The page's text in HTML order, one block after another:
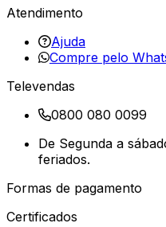
Atendimento
Ajuda
Compre pelo
Televendas
0800 080 0099
De Segunda a
feriados.
Formas de pagamento
Certificados